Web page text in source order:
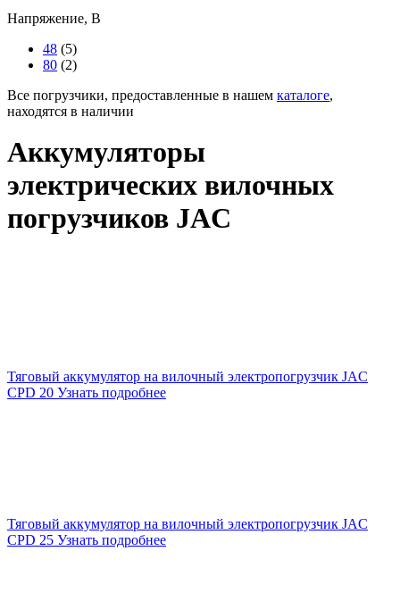
Напряжение, В
48 (5)
80 (2)
Все погрузчики, предоставленные в нашем каталоге,
находятся в наличии
Аккумуляторы
электрических вилочных
погрузчиков JAC
Тяговый аккумулятор на вилочный электропогрузчик JAC
CPD 20 Узнать подробнее
Тяговый аккумулятор на вилочный электропогрузчик JAC
CPD 25 Узнать подробнее